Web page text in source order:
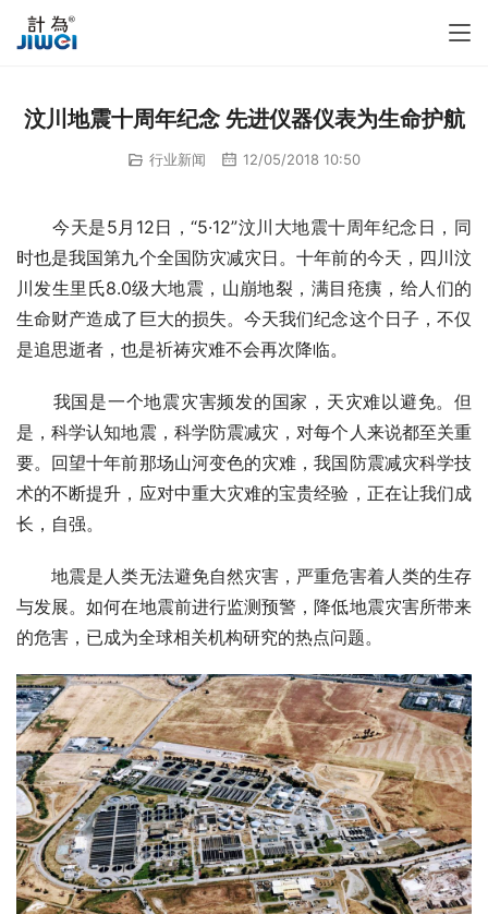
汶川地震十周年纪念 先进仪器仪表为生命护航
行业新闻 12/05/2018 10:50
今天是5月12日，“5·12”汶川大地震十周年纪念日，同
时也是我国第九个全国防灾减灾日。十年前的今天，四川汶
川发生里氏8.0级大地震，山崩地裂，满目疮痍，给人们的
生命财产造成了巨大的损失。今天我们纪念这个日子，不仅
是追思逝者，也是祈祷灾难不会再次降临。
我国是一个地震灾害频发的国家，天灾难以避免。但
是，科学认知地震，科学防震减灾，对每个人来说都至关重
要。回望十年前那场山河变色的灾难，我国防震减灾科学技
术的不断提升，应对中重大灾难的宝贵经验，正在让我们成
长，自强。
地震是人类无法避免自然灾害，严重危害着人类的生存
与发展。如何在地震前进行监测预警，降低地震灾害所带来
的危害，已成为全球相关机构研究的热点问题。